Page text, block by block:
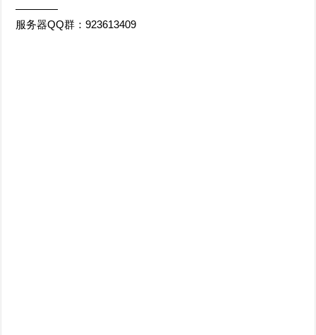
————
服务器QQ群：923613409